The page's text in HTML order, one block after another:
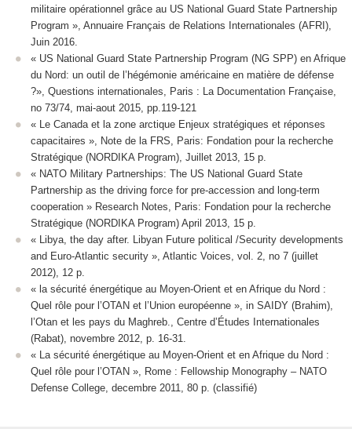
militaire opérationnel grâce au US National Guard State Partnership
Program », Annuaire Français de Relations Internationales (AFRI),
Juin 2016.
« US National Guard State Partnership Program (NG SPP) en Afrique
du Nord: un outil de l’hégémonie américaine en matière de défense
?», Questions internationales, Paris : La Documentation Française,
no 73/74, mai-aout 2015, pp.119-121
« Le Canada et la zone arctique Enjeux stratégiques et réponses
capacitaires », Note de la FRS, Paris: Fondation pour la recherche
Stratégique (NORDIKA Program), Juillet 2013, 15 p.
« NATO Military Partnerships: The US National Guard State
Partnership as the driving force for pre-accession and long-term
cooperation » Research Notes, Paris: Fondation pour la recherche
Stratégique (NORDIKA Program) April 2013, 15 p.
« Libya, the day after. Libyan Future political /Security developments
and Euro-Atlantic security », Atlantic Voices, vol. 2, no 7 (juillet
2012), 12 p.
« la sécurité énergétique au Moyen-Orient et en Afrique du Nord :
Quel rôle pour l’OTAN et l’Union européenne », in SAIDY (Brahim),
l’Otan et les pays du Maghreb., Centre d’Études Internationales
(Rabat), novembre 2012, p. 16-31.
« La sécurité énergétique au Moyen-Orient et en Afrique du Nord :
Quel rôle pour l’OTAN », Rome : Fellowship Monography – NATO
Defense College, decembre 2011, 80 p. (classifié)